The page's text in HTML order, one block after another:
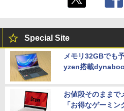
Special Site
メモリ32GBでも
yzen搭載
お値段そのままで
「お得なゲーミン